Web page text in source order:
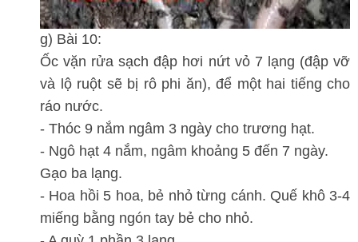
g) Bài 10:
Ốc vặn rửa sạch đập hơi nứt vỏ 7 lạng (đập vỡ
và lộ ruột sẽ bị rô phi ăn), để một hai tiếng cho
ráo nước.
- Thóc 9 nắm ngâm 3 ngày cho trương hạt.
- Ngô hạt 4 nắm, ngâm khoảng 5 đến 7 ngày.
Gạo ba lạng.
- Hoa hồi 5 hoa, bẻ nhỏ từng cánh. Quế khô 3-4
miếng bằng ngón tay bẻ cho nhỏ.